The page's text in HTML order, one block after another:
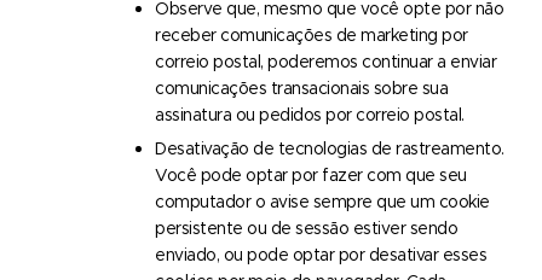
Observe que, mesmo que você opte por não
receber comunicações de marketing por
correio postal, poderemos continuar a enviar
comunicações transacionais sobre sua
assinatura ou pedidos por correio postal.
Desativação de tecnologias de rastreamento.
Você pode optar por fazer com que seu
computador o avise sempre que um cookie
persistente ou de sessão estiver sendo
enviado, ou pode optar por desativar esses